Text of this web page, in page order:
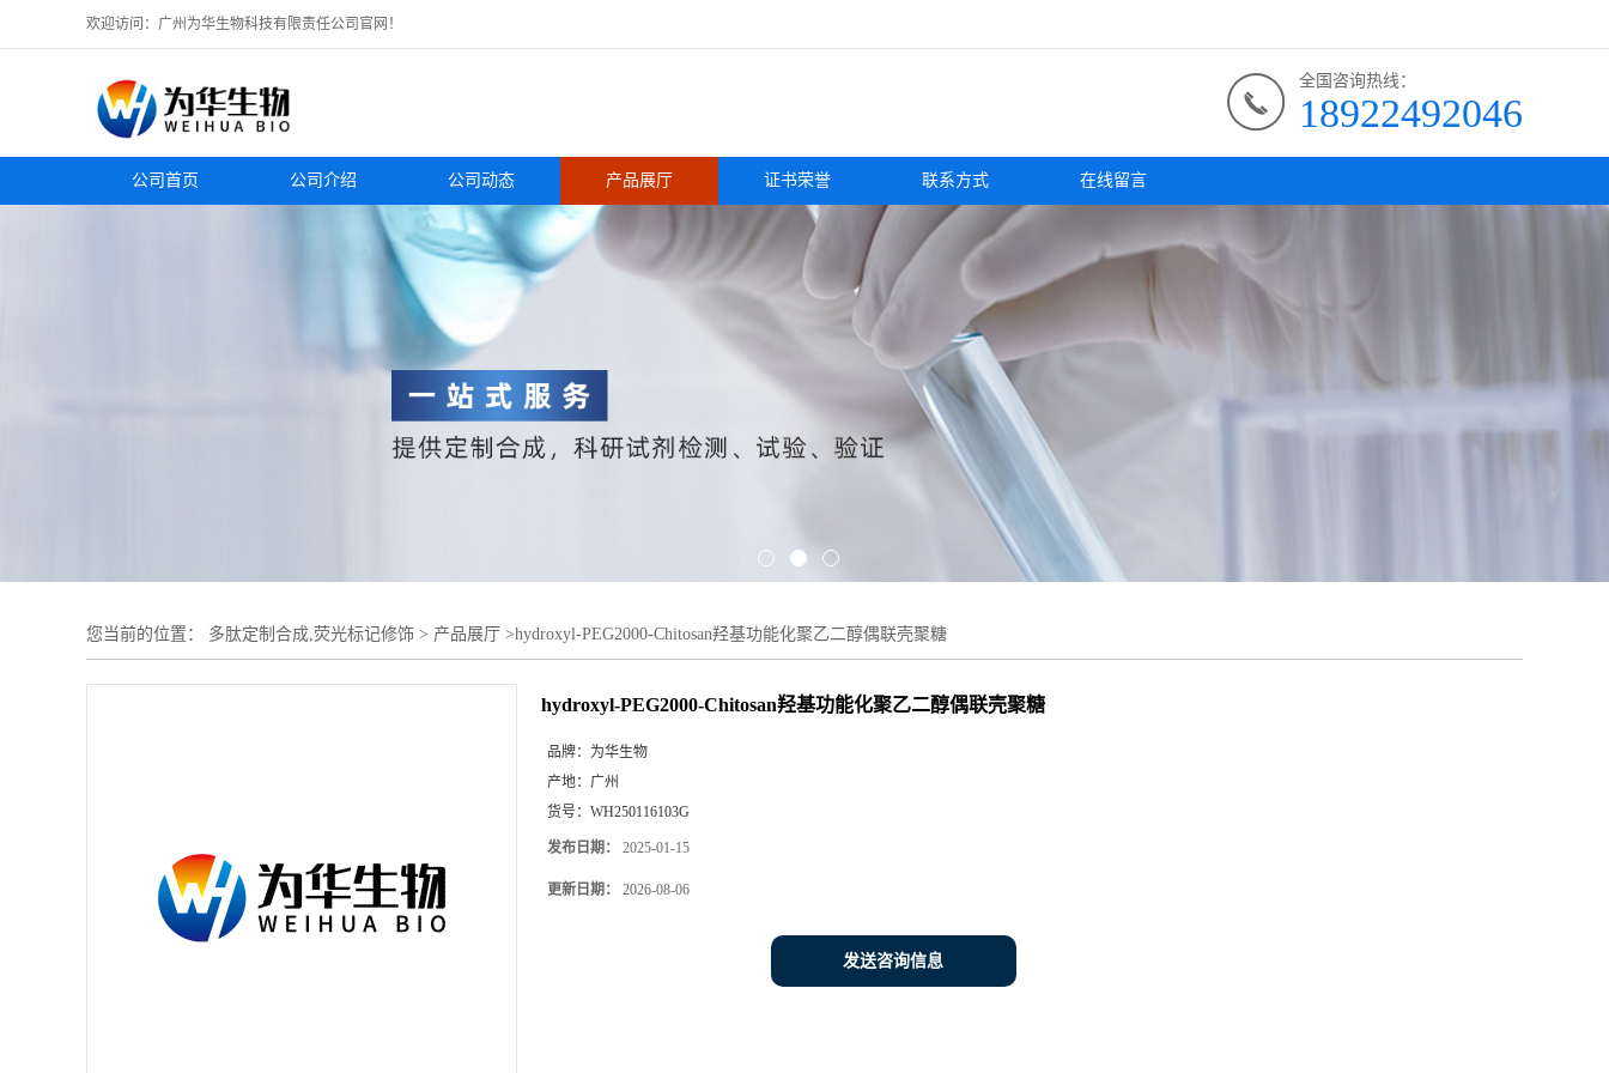
欢迎访问：广州为华生物科技有限责任公司官网！
全国咨询热线：
18922492046
公司首页 公司介绍 公司动态 产品展厅 证书荣誉 联系方式 在线留言
您当前的位置： 多肽定制合成,荧光标记修饰 > 产品展厅 >hydroxyl-PEG2000-Chitosan羟基功能化聚乙二醇偶联壳聚糖
hydroxyl-PEG2000-Chitosan羟基功能化聚乙二醇偶联壳聚糖
品牌： 为华生物
产地： 广州
货号： WH250116103G
发布日期： 2025-01-15
更新日期： 2026-08-06
发送咨询信息